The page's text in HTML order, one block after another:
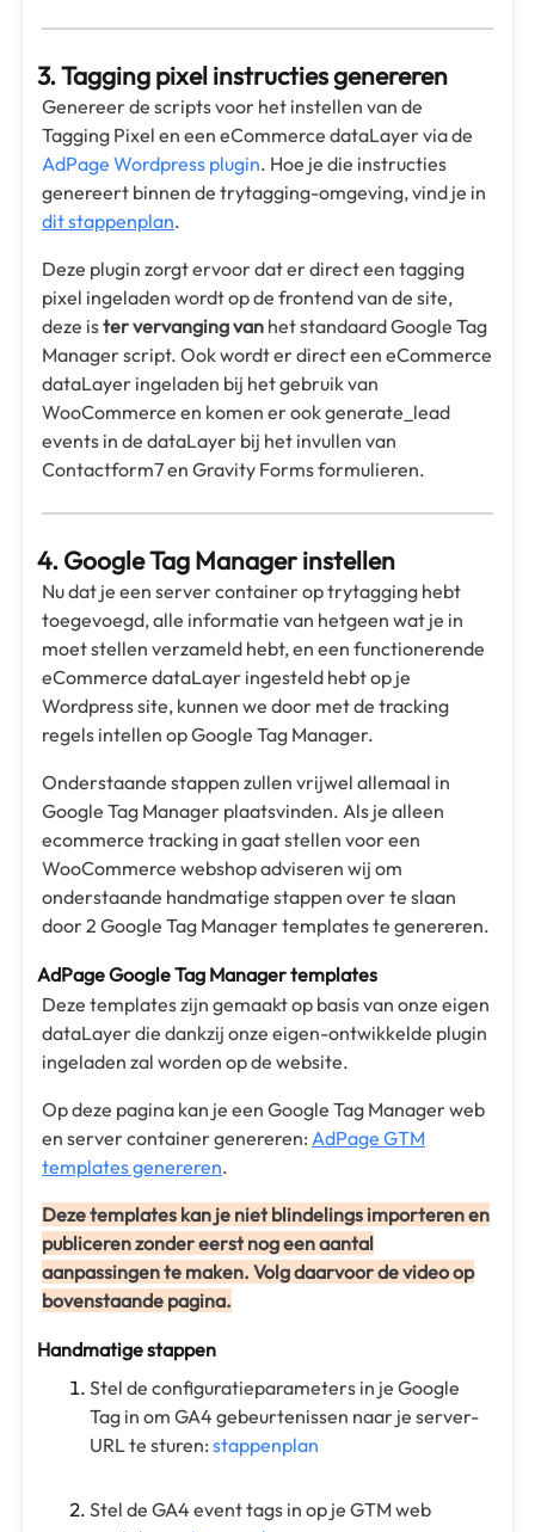
3. Tagging pixel instructies genereren
Genereer de scripts voor het instellen van de
Tagging Pixel en een eCommerce dataLayer via de
AdPage Wordpress plugin. Hoe je die instructies
genereert binnen de trytagging-omgeving, vind je in
dit stappenplan.
Deze plugin zorgt ervoor dat er direct een tagging
pixel ingeladen wordt op de frontend van de site,
deze ister vervanging van het standaard Google Tag
Manager script. Ook wordt er direct een eCommerce
dataLayer ingeladen bij het gebruik van
WooCommerce en komen er ook generate_lead
events in de dataLayer bij het invullen van
Contactform7 en Gravity Forms formulieren.
4. Google Tag Manager instellen
Nu dat je een server container op trytagging hebt
toegevoegd, alle informatie van hetgeen wat je in
moet stellen verzameld hebt, en een functionerende
eCommerce dataLayer ingesteld hebt op je
Wordpress site, kunnen we door met de tracking
regels intellen op Google Tag Manager.
Onderstaande stappen zullen vrijwel allemaal in
Google Tag Manager plaatsvinden. Als je alleen
ecommerce tracking in gaat stellen voor een
WooCommerce webshop adviseren wij om
onderstaande handmatige stappen over te slaan
door 2 Google Tag Manager templates te genereren.
AdPage Google Tag Manager templates
Deze templates zijn gemaakt op basis van onze eigen
dataLayer die dankzij onze eigen-ontwikkelde plugin
ingeladen zal worden op de website.
Op deze pagina kan je een Google Tag Manager web
en server container genereren: AdPage GTM
templates genereren.
Deze templates kan je niet blindelings importeren en
publiceren zonder eerst nog een aantal
aanpassingen te maken. Volg daarvoor de video op
bovenstaande pagina.
Handmatige stappen
Stel de configuratieparameters in je Google
Tag in om GA4 gebeurtenissen naar je server-
URL te sturen: stappenplan
Stel de GA4 event tags in op je GTM web